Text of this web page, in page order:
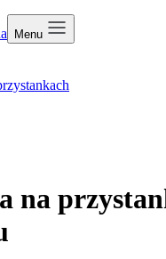
Menu
na